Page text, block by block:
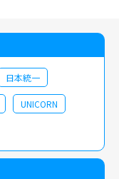
日本統一
UNICORN